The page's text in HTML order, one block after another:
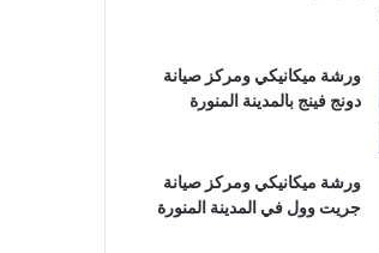
ورشة ميكانيكي ومركز صيانة
دونج فينج بالمدينة المنورة
ورشة ميكانيكي ومركز صيانة
جريت وول في المدينة المنورة